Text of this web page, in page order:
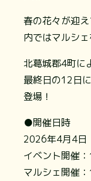
春の花々が迎
内ではマルシェ
北葛城郡4町に
最終日の12日
登場！
●開催日時
2026年4月4日
イベント開催
マルシェ開催